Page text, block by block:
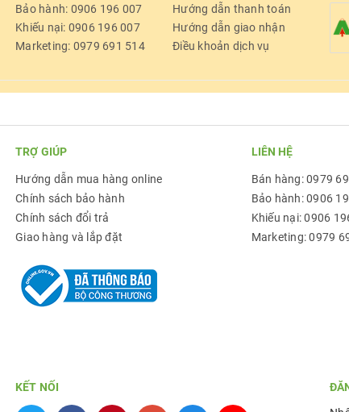
Bảo hành: 0906 196 007
Khiếu nại: 0906 196 007
Marketing: 0979 691 514
Hướng dẫn thanh toán
Hướng dẫn giao nhận
Điều khoản dịch vụ
TRỢ GIÚP
Hướng dẫn mua hàng online
Chính sách bảo hành
Chính sách đổi trả
Giao hàng và lắp đặt
LIÊN HỆ
Bán hàng: 0979
Bảo hành: 0906
Khiếu nại: 0906
Marketing: 0979
KẾT NỐI